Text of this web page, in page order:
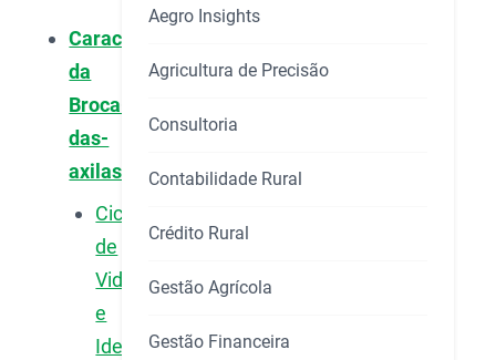
Características
da
Broca-
das-
axilas
Ciclo
de
Vida
e
Identificação
Aegro Insights
Agricultura de Precisão
Consultoria
Contabilidade Rural
Crédito Rural
Gestão Agrícola
Gestão Financeira